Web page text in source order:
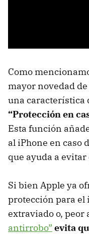
Como
mayor novedad
una característica
“Protección en
Esta función
al iPhone en caso
que ayuda a
Si bien Apple ya
protección para el
extraviado o, peor
antirrobo” evita